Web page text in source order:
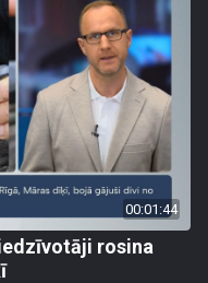
00:01:44
rosina